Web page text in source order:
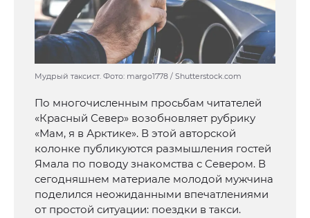
Мудрый таксист. Фото: margo1778 / Shutterstock.com
По многочисленным просьбам читателей
«Красный Север» возобновляет рубрику
«Мам, я в Арктике». В этой авторской
колонке публикуются размышления гостей
Ямала по поводу знакомства с Севером. В
сегодняшнем материале молодой мужчина
поделился неожиданными впечатлениями
от простой ситуации: поездки в такси.